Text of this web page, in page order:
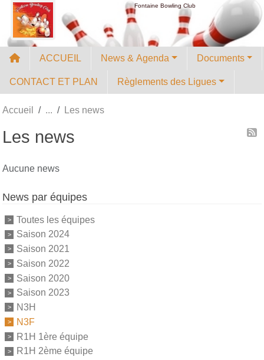
Fontaine Bowling Club
ACCUEIL News & Agenda Documents
CONTACT ET PLAN Règlements des Ligues
Accueil Les news
Les news
Aucune news
News par équipes
Toutes les équipes
Saison 2024
Saison 2021
Saison 2022
Saison 2020
Saison 2023
N3H
N3F
R1H 1ère équipe
R1H 2ème équipe
Panneau de gestion des cookies